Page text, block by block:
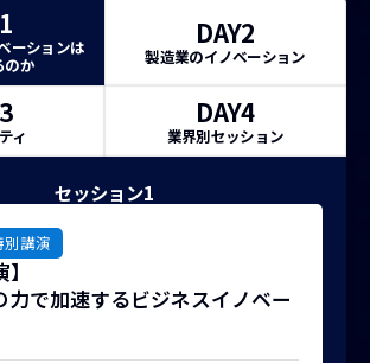
ーションは
のか
DAY2
製造業のイノベーション
ィ
DAY4
業界別セッション
セッション1
講演
力で加速するビジネスイノベー